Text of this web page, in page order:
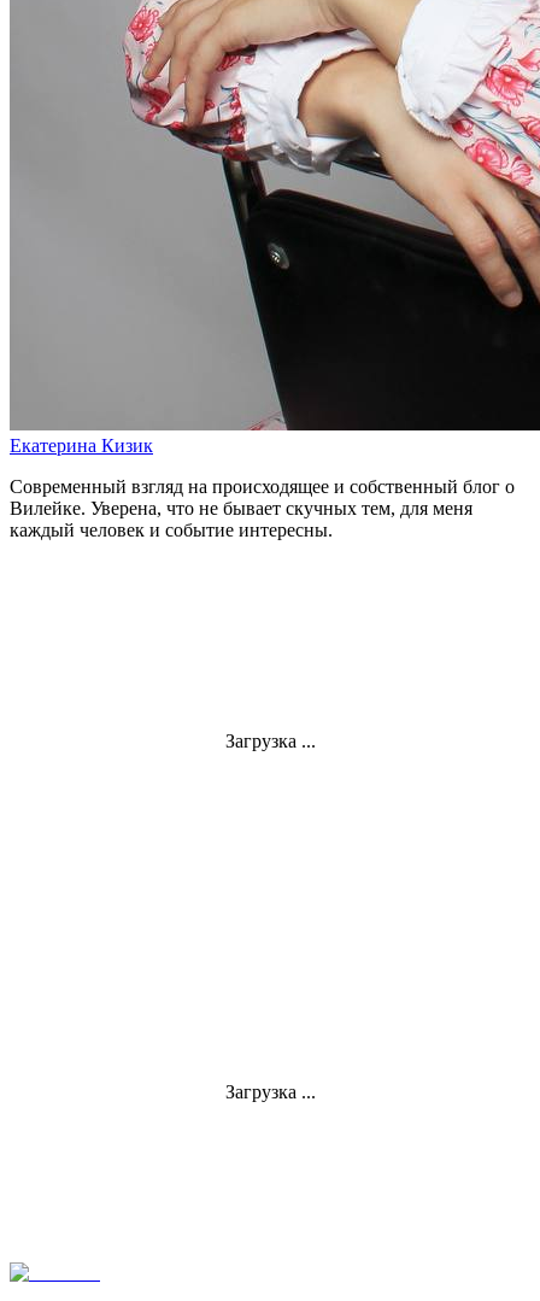
Екатерина Кизик
Современный взгляд на происходящее и собственный блог о
Вилейке. Уверена, что не бывает скучных тем, для меня
каждый человек и событие интересны.
Загрузка ...
Загрузка ...